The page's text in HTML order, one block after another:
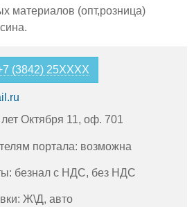
материалов (опт,розница)
(3842) 25XXXX
Октября 11, оф. 701
портала: возможна
безнал с НДС, без НДС
Ж\Д, авто